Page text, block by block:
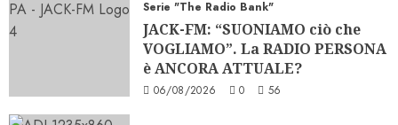
Serie "The Radio Bank"
JACK-FM: “SUONIAMO ciò che
VOGLIAMO”. La RADIO PERSONA
è ANCORA ATTUALE?
06/08/2026 0 56